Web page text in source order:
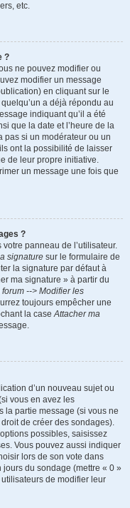
etc.
?
ne pouvez modifier ou
modifier un message
en cliquant sur le
a déjà répondu au
indiquant qu’il a été
que la date et l’heure de la
pas si un modérateur ou un
ont la possibilité de laisser
de leur propre initiative.
un message une fois que
?
panneau de l’utilisateur.
signature sur le formulaire de
la signature par défaut à
ma signature » à partir du
--> Modifier les
toujours empêcher une
la caseAttacher ma
d’un nouveau sujet ou
vous en avez les
la partie message (si vous ne
de créer des sondages).
possibles, saisissez
Vous pouvez aussi indiquer
lors de son vote dans
jours du sondage (mettre « 0 »
de modifier leur